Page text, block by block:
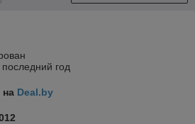
год
на Deal.by